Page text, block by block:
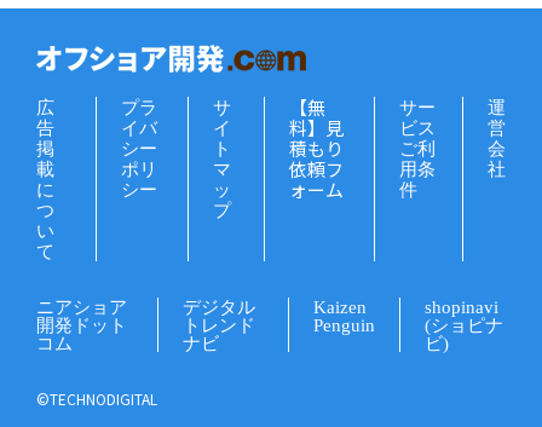
広
告
掲
載
に
つ
い
て
プラ
イバ
シー
ポリ
シー
サ
イ
ト
マ
ッ
プ
【無
料】見
積もり
依頼フ
ォーム
サー
ビス
ご利
用条
件
運
営
会
社
ニアショア
開発ドット
コム
デジタル
トレンド
ナビ
Kaizen
Penguin
shopinavi
(ショピナ
ビ)
©TECHNODIGITAL